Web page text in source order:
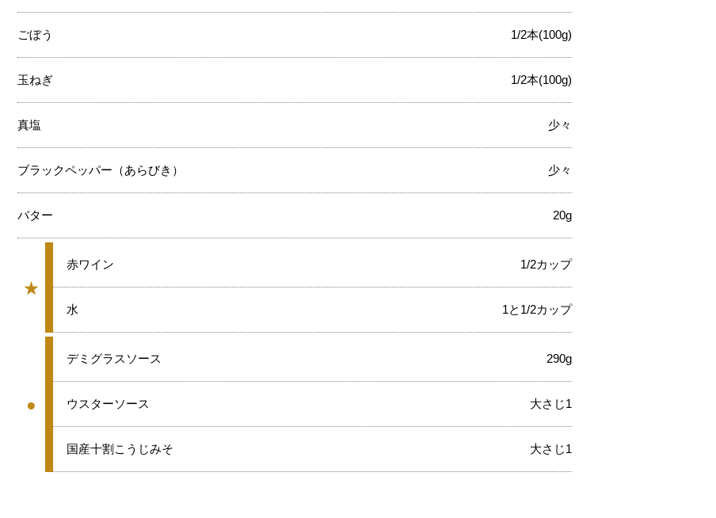
ごぼう 1/2本(100g)
玉ねぎ 1/2本(100g)
真塩 少々
ブラックペッパー（あらびき） 少々
バター 20g
★
グループ
★
赤ワイン 1/2カップ
★
水 1と1/2カップ
●
●
デミグラスソース 290g
●
ウスターソース 大さじ1
●
国産十割こうじみそ 大さじ1